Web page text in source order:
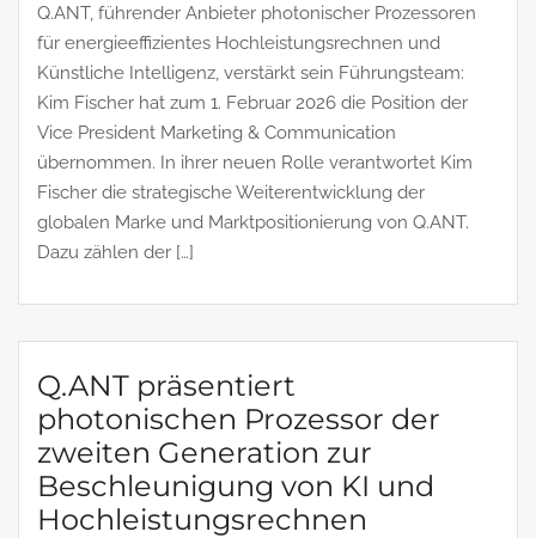
Q.ANT, führender Anbieter photonischer Prozessoren
für energieeffizientes Hochleistungsrechnen und
Künstliche Intelligenz, verstärkt sein Führungsteam:
Kim Fischer hat zum 1. Februar 2026 die Position der
Vice President Marketing & Communication
übernommen. In ihrer neuen Rolle verantwortet Kim
Fischer die strategische Weiterentwicklung der
globalen Marke und Marktpositionierung von Q.ANT.
Dazu zählen der […]
Q.ANT präsentiert
photonischen Prozessor der
zweiten Generation zur
Beschleunigung von KI und
Hochleistungsrechnen